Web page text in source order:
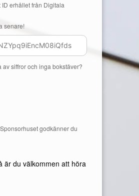
erhållet från Digitala
senare!
siffror och inga bokstäver?
godkänner du
är du välkommen att höra